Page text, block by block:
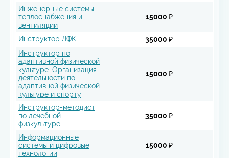
Инженерные системы
теплоснабжения и
вентиляции
15000 ₽
Инструктор ЛФК
35000 ₽
Инструктор по
адаптивной физической
культуре. Организация
деятельности по
адаптивной физической
культуре и спорту
15000 ₽
Инструктор-методист
по лечебной
физкультуре
35000 ₽
Информационные
системы и цифровые
технологии
15000 ₽